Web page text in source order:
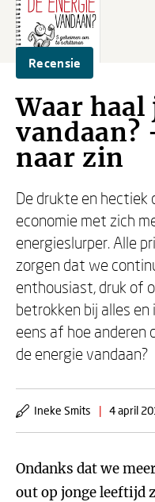
Recensie
Waar haal
vandaan?
naar zin
De drukte en hectiek
economie met zich
energieslurper. Alle
zorgen dat we
enthousiast, druk of
betrokken bij alles
eens af hoe anderen
de energie vandaan?
Ineke Smits | 4 april
Ondanks dat we
out op jonge leeftijd